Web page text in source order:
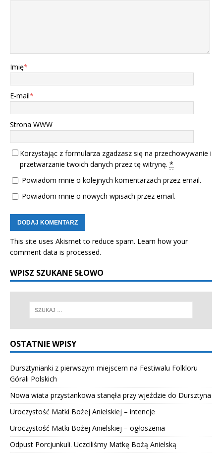
Imię*
E-mail*
Strona WWW
Korzystając z formularza zgadzasz się na przechowywanie i
przetwarzanie twoich danych przez tę witrynę. *
Powiadom mnie o kolejnych komentarzach przez email.
Powiadom mnie o nowych wpisach przez email.
This site uses Akismet to reduce spam. Learn how your
comment data is processed.
WPISZ SZUKANE SŁOWO
OSTATNIE WPISY
Dursztynianki z pierwszym miejscem na Festiwalu Folkloru
Górali Polskich
Nowa wiata przystankowa stanęła przy wjeździe do Dursztyna
Uroczystość Matki Bożej Anielskiej – intencje
Uroczystość Matki Bożej Anielskiej – ogłoszenia
Odpust Porcjunkuli. Uczciliśmy Matkę Bożą Anielską